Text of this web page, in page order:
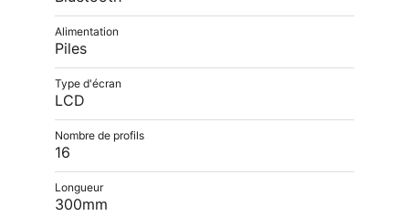
Alimentation
Piles
Type d'écran
LCD
Nombre de profils
16
Longueur
300mm